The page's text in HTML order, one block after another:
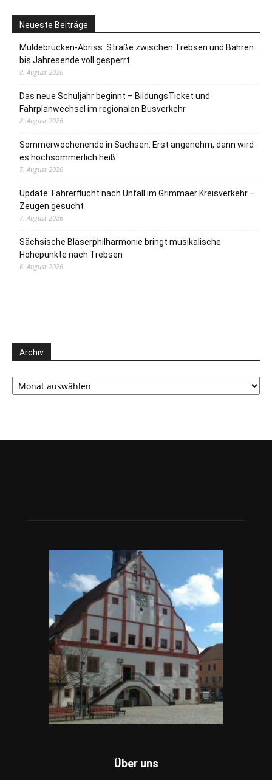
Neueste Beiträge
Muldebrücken-Abriss: Straße zwischen Trebsen und Bahren
bis Jahresende voll gesperrt
8. August 2026
Das neue Schuljahr beginnt – BildungsTicket und
Fahrplanwechsel im regionalen Busverkehr
8. August 2026
Sommerwochenende in Sachsen: Erst angenehm, dann wird
es hochsommerlich heiß
7. August 2026
Update: Fahrerflucht nach Unfall im Grimmaer Kreisverkehr –
Zeugen gesucht
7. August 2026
Sächsische Bläserphilharmonie bringt musikalische
Höhepunkte nach Trebsen
6. August 2026
Archiv
Archiv
Über uns